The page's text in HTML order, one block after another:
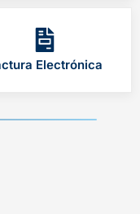
Electrónica